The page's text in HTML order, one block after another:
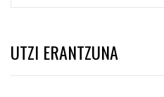
UTZI ERANTZUNA